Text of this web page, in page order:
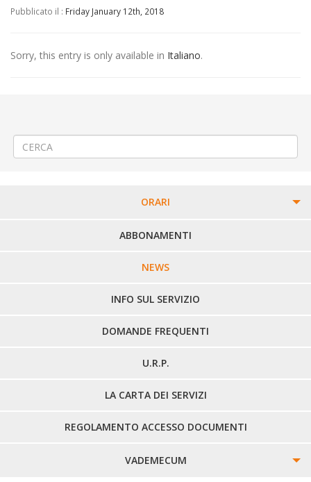
Pubblicato il : Friday January 12th, 2018
Sorry, this entry is only available in Italiano.
ORARI
PERCORSI URBANI IN BIELLA
LINEE URBANE VERCELLI
LINEE EXTRAURBANE
ABBONAMENTI
NEWS
INFO SUL SERVIZIO
DOMANDE FREQUENTI
U.R.P.
LA CARTA DEI SERVIZI
REGOLAMENTO ACCESSO DOCUMENTI
VADEMECUM